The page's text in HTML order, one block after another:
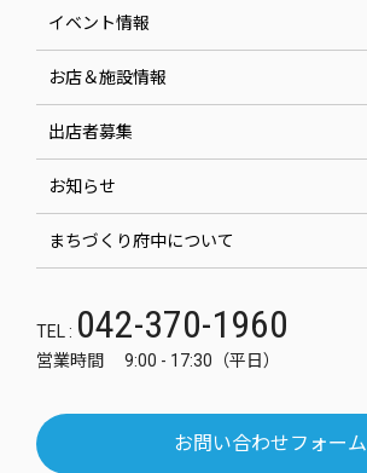
イベント情報
お店＆施設情報
出店者募集
お知らせ
まちづくり府中について
TEL : 042-370-1960
営業時間 9:00 - 17:30（平日）
お問い合わせフォーム